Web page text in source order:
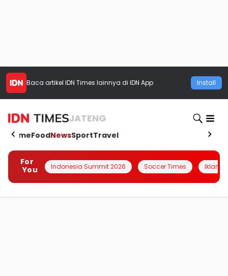
Baca artikel IDN Times lainnya di IDN App Install
JATENG
HomeFoodNewsSportTravel
For
You
Indonesia Summit 2026 Soccer Times Iklanin